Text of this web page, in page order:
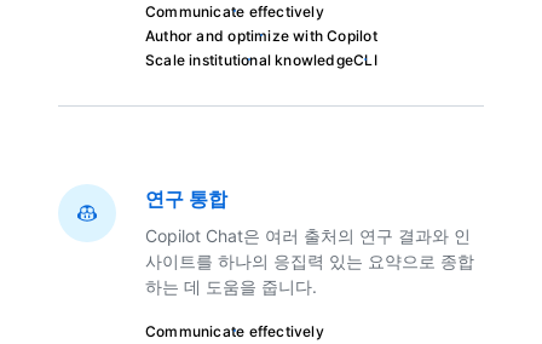
Communicate effectively
Author and optimize with Copilot
Scale institutional knowledgeCLI
연구 통합
Copilot Chat은 여러 출처의 연구 결과와 인
사이트를 하나의 응집력 있는 요약으로 종합
하는 데 도움을 줍니다.
Communicate effectively